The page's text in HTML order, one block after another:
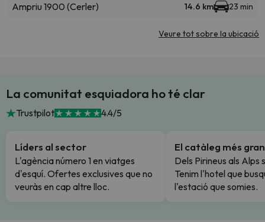
Ampriu 1900 (Cerler) 14.6 km 23 min
Veure tot sobre la ubicació
La comunitat esquiadora ho té clar
Trustpilot 4.4/5
Líders al sector
L'agència número 1 en viatges
d'esquí. Ofertes exclusives que no
veuràs en cap altre lloc.
El catàleg més gran
Dels Pirineus als Alps
Tenim l'hotel que
l'estació que somies.